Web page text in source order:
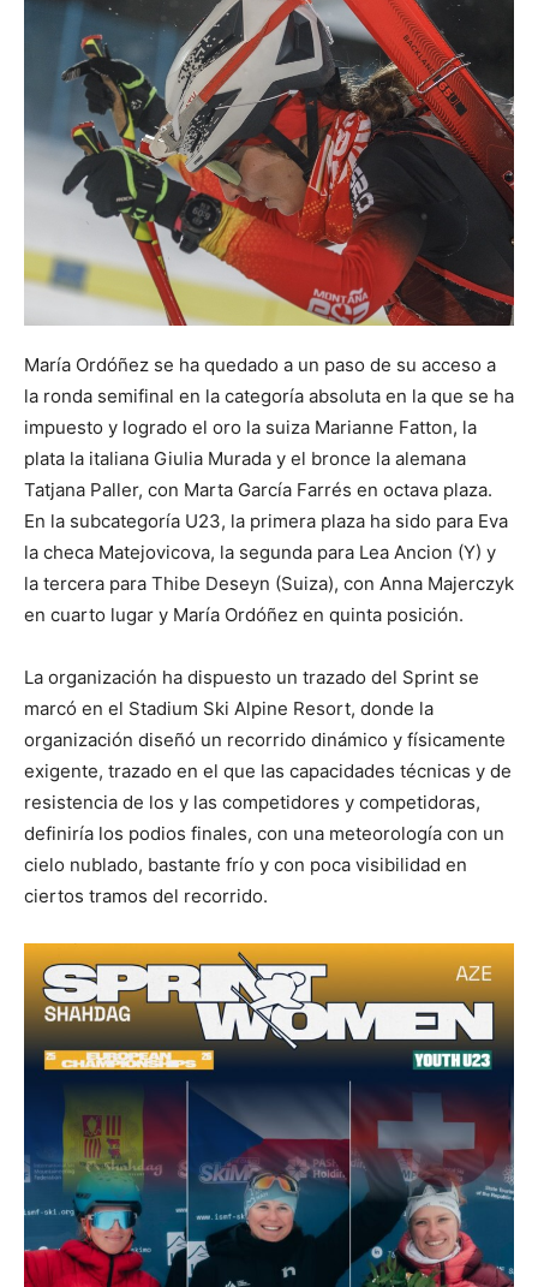
María Ordóñez se ha quedado a un paso de su acceso a
la ronda semifinal en la categoría absoluta en la que se ha
impuesto y logrado el oro la suiza Marianne Fatton, la
plata la italiana Giulia Murada y el bronce la alemana
Tatjana Paller, con Marta García Farrés en octava plaza.
En la subcategoría U23, la primera plaza ha sido para Eva
la checa Matejovicova, la segunda para Lea Ancion (Y) y
la tercera para Thibe Deseyn (Suiza), con Anna Majerczyk
en cuarto lugar y María Ordóñez en quinta posición.
La organización ha dispuesto un trazado del Sprint se
marcó en el Stadium Ski Alpine Resort, donde la
organización diseñó un recorrido dinámico y físicamente
exigente, trazado en el que las capacidades técnicas y de
resistencia de los y las competidores y competidoras,
definiría los podios finales, con una meteorología con un
cielo nublado, bastante frío y con poca visibilidad en
ciertos tramos del recorrido.